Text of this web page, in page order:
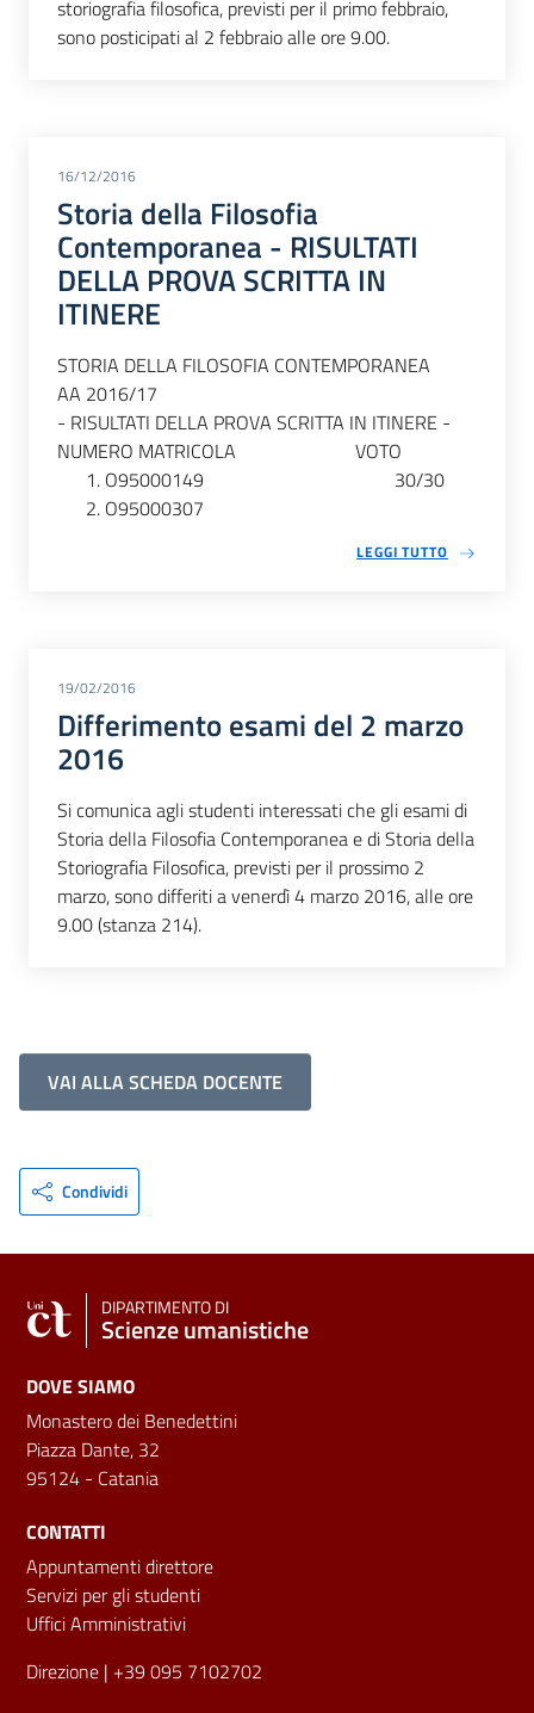
storiografia filosofica, previsti per il primo febbraio,
sono posticipati al 2 febbraio alle ore 9.00.
16/12/2016
Storia della Filosofia
Contemporanea - RISULTATI
DELLA PROVA SCRITTA IN
ITINERE
STORIA DELLA FILOSOFIA CONTEMPORANEA
AA 2016/17
- RISULTATI DELLA PROVA SCRITTA IN ITINERE -
NUMERO MATRICOLA VOTO
O95000149 30/30
O95000307
LEGGI TUTTO
19/02/2016
Differimento esami del 2 marzo
2016
Si comunica agli studenti interessati che gli esami di
Storia della Filosofia Contemporanea e di Storia della
Storiografia Filosofica, previsti per il prossimo 2
marzo, sono differiti a venerdì 4 marzo 2016, alle ore
9.00 (stanza 214).
VAI ALLA SCHEDA DOCENTE
Condividi
DIPARTIMENTO DI
Scienze umanistiche
DOVE SIAMO
Monastero dei Benedettini
Piazza Dante, 32
95124 - Catania
CONTATTI
Appuntamenti direttore
Servizi per gli studenti
Uffici Amministrativi
Direzione | +39 095 7102702